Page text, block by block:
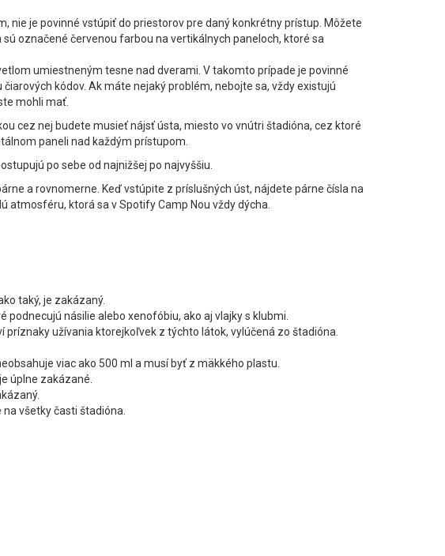
nie je povinné vstúpiť do priestorov pre daný konkrétny prístup. Môžete
označené červenou farbou na vertikálnych paneloch, ktoré sa
umiestneným tesne nad dverami. V takomto prípade je povinné
kódov. Ak máte nejaký problém, nebojte sa, vždy existujú
mohli mať.
cez nej budete musieť nájsť ústa, miesto vo vnútri štadióna, cez ktoré
paneli nad každým prístupom.
po sebe od najnižšej po najvyššiu.
a rovnomerne. Keď vstúpite z príslušných úst, nájdete párne čísla na
atmosféru, ktorá sa v Spotify Camp Nou vždy dýcha.
taký, je zakázaný.
násilie alebo xenofóbiu, ako aj vlajky s klubmi.
príznaky užívania ktorejkoľvek z týchto látok, vylúčená zo štadióna.
viac ako 500 ml a musí byť z mäkkého plastu.
úplne zakázané.
všetky časti štadióna.